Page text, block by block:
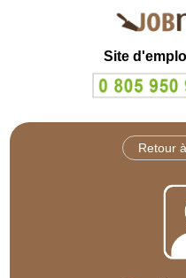
Site
Retour